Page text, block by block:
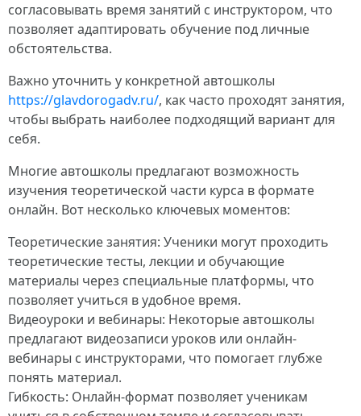
согласовывать время занятий с инструктором, что
позволяет адаптировать обучение под личные
обстоятельства.
Важно уточнить у конкретной автошколы
https://glavdorogadv.ru/, как часто проходят занятия,
чтобы выбрать наиболее подходящий вариант для
себя.
Многие автошколы предлагают возможность
изучения теоретической части курса в формате
онлайн. Вот несколько ключевых моментов:
Теоретические занятия: Ученики могут проходить
теоретические тесты, лекции и обучающие
материалы через специальные платформы, что
позволяет учиться в удобное время.
Видеоуроки и вебинары: Некоторые автошколы
предлагают видеозаписи уроков или онлайн-
вебинары с инструкторами, что помогает глубже
понять материал.
Гибкость: Онлайн-формат позволяет ученикам